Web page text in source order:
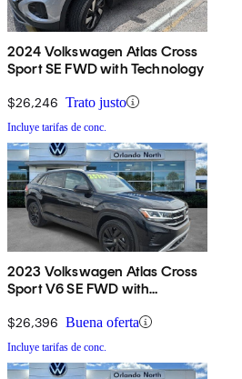
2024 Volkswagen Atlas Cross
Sport SE FWD with Technology
$26,246 Trato justo
Incluye tarifas de conc.
2023 Volkswagen Atlas Cross
Sport V6 SE FWD with
$26,396 Buena oferta
Incluye tarifas de conc.